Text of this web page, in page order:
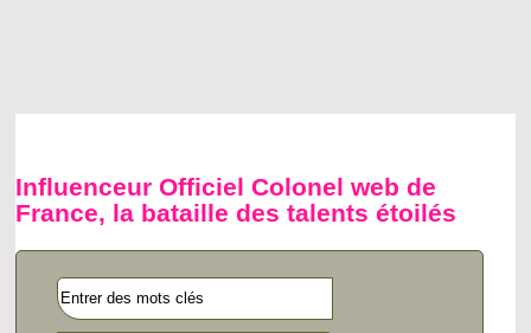
Influenceur Officiel Colonel web de
France, la bataille des talents étoilés